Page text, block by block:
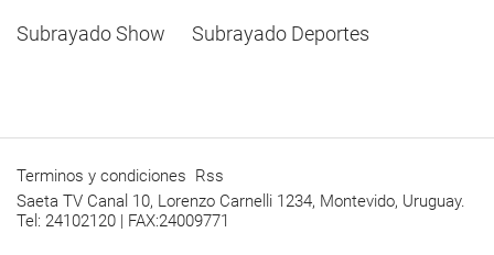
Subrayado Show Subrayado Deportes
Terminos y condiciones Rss
Saeta TV Canal 10, Lorenzo Carnelli 1234, Montevido, Uruguay.
Tel: 24102120 | FAX:24009771